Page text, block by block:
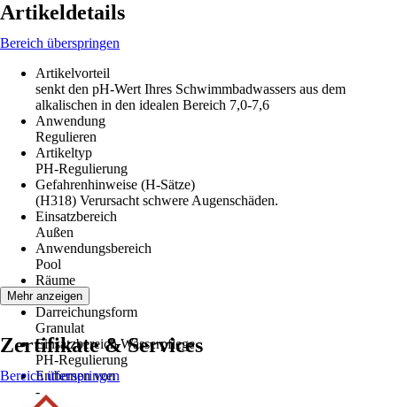
Artikeldetails
Bereich überspringen
Artikelvorteil
senkt den pH-Wert Ihres Schwimmbadwassers aus dem
alkalischen in den idealen Bereich 7,0-7,6
Anwendung
Regulieren
Artikeltyp
PH-Regulierung
Gefahrenhinweise (H-Sätze)
(H318) Verursacht schwere Augenschäden.
Einsatzbereich
Außen
Anwendungsbereich
Pool
Räume
Garten
Darreichungsform
Granulat
Einsatzbereich Wasserpflege
PH-Regulierung
Entfernen von
-
Mehr anzeigen
Zertifikate & Services
Bereich überspringen